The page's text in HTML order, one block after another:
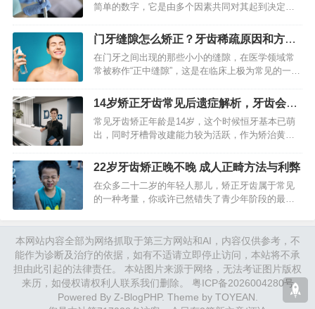
简单的数字，它是由多个因素共同对其起到决定作
理解围绕着价格背后所存在的构成状况，能够助力
你做出更为明智的决策，从…
门牙缝隙怎么矫正？牙齿稀疏原因和方法
详解
在门牙之间出现的那些小小的缝隙，在医学领域常
常被称作“正中缝隙”，这是在临床上极为常见的一种
素，然而不管其原因究竟怎样，现今的牙齿矫正技
术已然能够提供多种具备…
14岁矫正牙齿常见后遗症解析，牙齿会松
动吗？
常见牙齿矫正年龄是14岁，这个时候恒牙基本已萌
出，同时牙槽骨改建能力较为活跃，作为矫治黄金
际，最担忧的便是“后遗症”问题。事实上，于正规治
疗状况下，大多数所谓…
22岁牙齿矫正晚不晚 成人正畸方法与利弊
在众多二十二岁的年轻人那儿，矫正牙齿属于常见
的一种考量，你或许已然错失了青少年阶段的最佳
让牙齿排列整齐，更是关系…
本网站内容全部为网络抓取于第三方网站和AI，内容仅供参考，不
能作为诊断及治疗的依据，如有不适请立即停止访问，本站将不承
担由此引起的法律责任。 本站图片来源于网络，无法考证图片版权
来历，如侵权请权利人联系我们删除。 粤ICP备2026004280号
Powered By Z-BlogPHP. Theme by TOYEAN.